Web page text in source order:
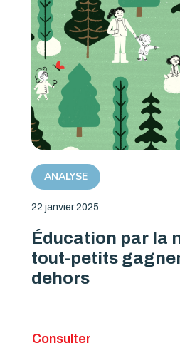
ANALYSE
22 janvier 2025
Éducation par la
tout-petits
dehors
Consulter